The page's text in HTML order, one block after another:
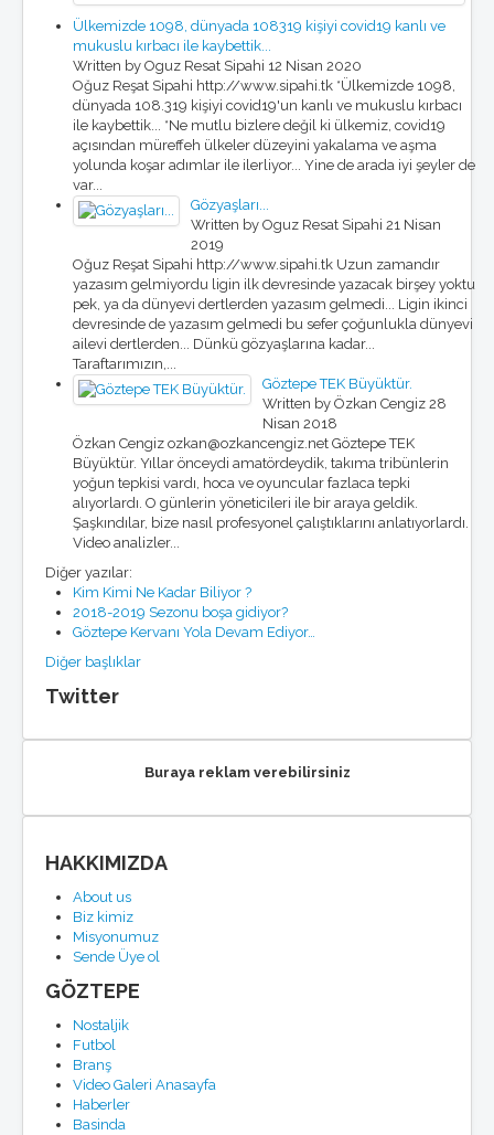
Ülkemizde 1098, dünyada 108319 kişiyi covid19 kanlı ve
mukuslu kırbacı ile kaybettik...
Written by Oguz Resat Sipahi 12 Nisan 2020
Oğuz Reşat Sipahi http://www.sipahi.tk *Ülkemizde 1098,
dünyada 108.319 kişiyi covid19'un kanlı ve mukuslu kırbacı
ile kaybettik... *Ne mutlu bizlere değil ki ülkemiz, covid19
açısından müreffeh ülkeler düzeyini yakalama ve aşma
yolunda koşar adımlar ile ilerliyor... Yine de arada iyi şeyler de
var...
Gözyaşları...
Written by Oguz Resat Sipahi 21 Nisan
2019
Oğuz Reşat Sipahi http://www.sipahi.tk Uzun zamandır
yazasım gelmiyordu ligin ilk devresinde yazacak birşey yoktu
pek, ya da dünyevi dertlerden yazasım gelmedi... Ligin ikinci
devresinde de yazasım gelmedi bu sefer çoğunlukla dünyevi
ailevi dertlerden... Dünkü gözyaşlarına kadar...
Taraftarımızın,...
Göztepe TEK Büyüktür.
Written by Özkan Cengiz 28
Nisan 2018
Özkan Cengiz ozkan@ozkancengiz.net Göztepe TEK
Büyüktür. Yıllar önceydi amatördeydik, takıma tribünlerin
yoğun tepkisi vardı, hoca ve oyuncular fazlaca tepki
alıyorlardı. O günlerin yöneticileri ile bir araya geldik.
Şaşkındılar, bize nasıl profesyonel çalıştıklarını anlatıyorlardı.
Video analizler...
Diğer yazılar:
Kim Kimi Ne Kadar Biliyor ?
2018-2019 Sezonu boşa gidiyor?
Göztepe Kervanı Yola Devam Ediyor…
Diğer başlıklar
Twitter
Buraya reklam verebilirsiniz
HAKKIMIZDA
About us
Biz kimiz
Misyonumuz
Sende Üye ol
GÖZTEPE
Nostaljik
Futbol
Branş
Video Galeri Anasayfa
Haberler
Basinda